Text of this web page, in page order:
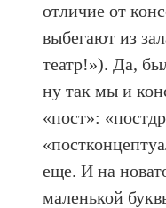
отличие от
выбегают из
театр!»). Да,
ну так мы и
«пост»:
еще. И на
маленькой